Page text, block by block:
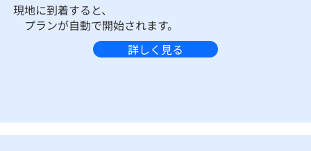
現地に到着すると、
プランが自動で開始されます。
詳しく見る